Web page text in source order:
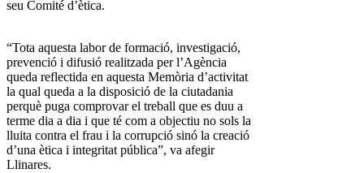
seu Comité d’ètica.
“Tota aquesta labor de formació, investigació,
prevenció i difusió realitzada per l’Agència
queda reflectida en aquesta Memòria d’activitat
la qual queda a la disposició de la ciutadania
perquè puga comprovar el treball que es duu a
terme dia a dia i que té com a objectiu no sols la
lluita contra el frau i la corrupció sinó la creació
d’una ètica i integritat pública”, va afegir
Llinares.